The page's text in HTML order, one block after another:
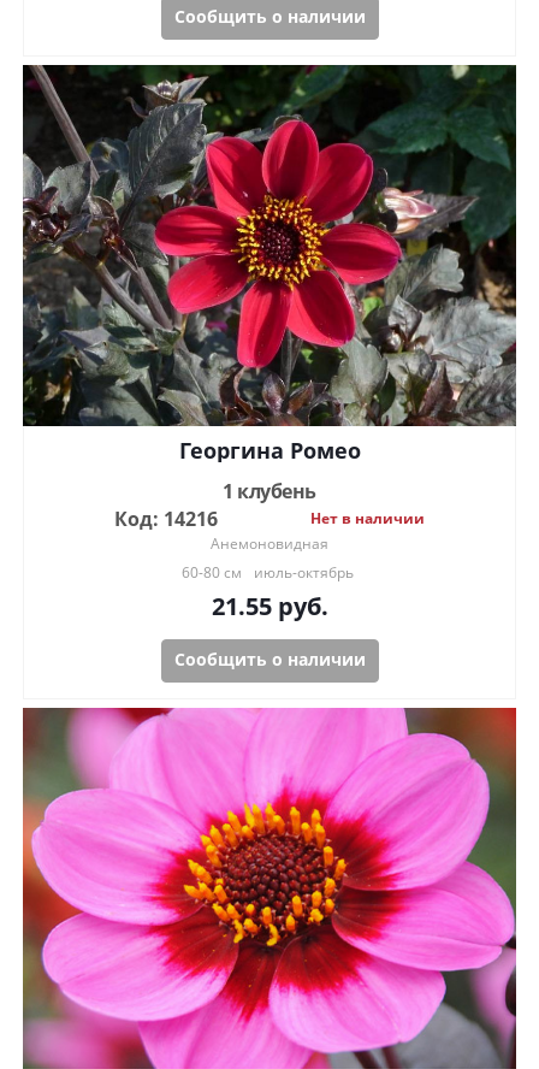
Сообщить о наличии
Георгина Ромео
1 клубень
Код: 14216
Нет в наличии
Анемоновидная
60-80 см
июль-октябрь
21.55руб.
Сообщить о наличии